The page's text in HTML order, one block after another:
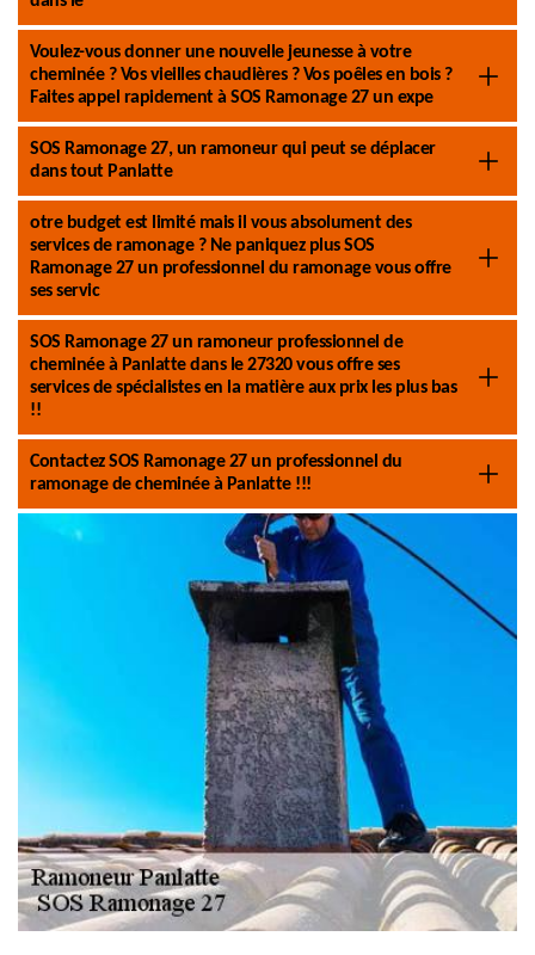
Voulez-vous donner une nouvelle jeunesse à votre
cheminée ? Vos vieilles chaudières ? Vos poêles en bois ?
Faites appel rapidement à SOS Ramonage 27 un expe
SOS Ramonage 27, un ramoneur qui peut se déplacer
dans tout Panlatte
otre budget est limité mais il vous absolument des
services de ramonage ? Ne paniquez plus SOS
Ramonage 27 un professionnel du ramonage vous offre
ses servic
SOS Ramonage 27 un ramoneur professionnel de
cheminée à Panlatte dans le 27320 vous offre ses
services de spécialistes en la matière aux prix les plus bas
!!
Contactez SOS Ramonage 27 un professionnel du
ramonage de cheminée à Panlatte !!!